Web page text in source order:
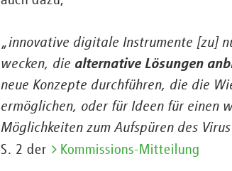
„innovative digitale Instrumente [zu]
wecken, die alternative Lösungen
neue Konzepte durchführen, die die
ermöglichen, oder für Ideen für einen
Möglichkeiten zum Aufspüren des
S. 2 der
Kommissions-Mitteilung